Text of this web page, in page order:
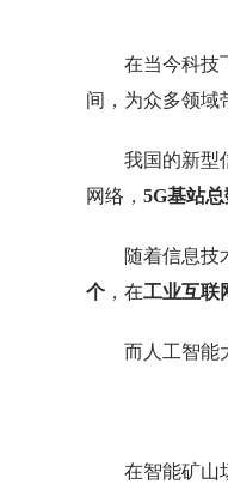
在当今科技
间，为众多领域
我国的新型
网络， 5G基站
随着信息技
个 ，在工业互联
而人工智能
在智能矿山